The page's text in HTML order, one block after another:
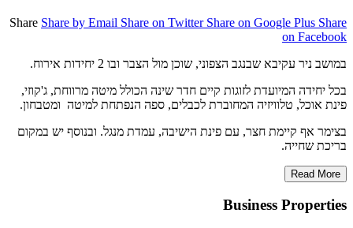
Share Share by Email Share on Twitter Share on Google Plus Share
on Facebook
במושב ניר עקיבא שבנגב הצפוני, שוכן מול הצבר ובו 2 יחידות אירוח.
בכל יחידה המיועדת לזוגות קיים חדר שינה הכולל מיטה מרווחת, ג'קוזי,
פינת אוכל, טלוויזיה המחוברת לכבלים, ספה הנפתחת למיטה ומטבחון.
בצימר אף קיימת חצר, עם פינת הישיבה, עמדת מנגל. ובנוסף יש במקום
בריכת שחייה.
Read More
Business Properties